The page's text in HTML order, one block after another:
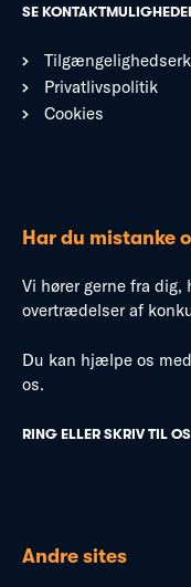
SE
Privatlivspolitik
Cookies
Har du mistanke
Vi hører gerne fra
overtrædelser af
Du kan hjælpe os
os.
RING ELLER SKRIV TIL
Andre sites